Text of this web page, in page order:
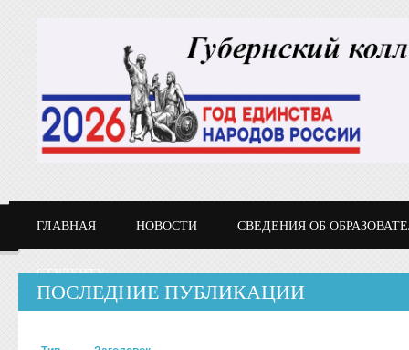
ГЛАВНАЯ НОВОСТИ СВЕДЕНИЯ ОБ
СТУДЕНТУ
ПОСЛЕДНИЕ ПУБЛИКАЦИИ